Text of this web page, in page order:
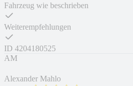
Fahrzeug wie beschrieben
Weiterempfehlungen
ID 4204180525
AM
Alexander Mahlo